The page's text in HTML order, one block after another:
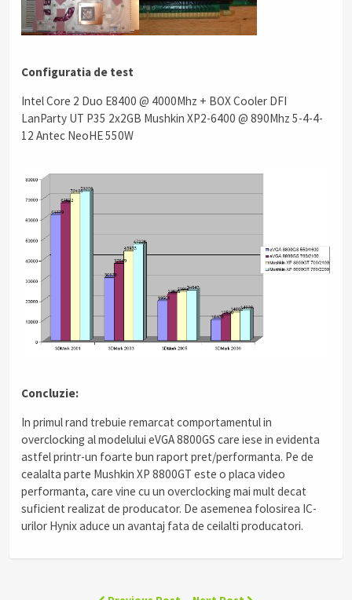
Configuratia de test
Intel Core 2 Duo E8400 @ 4000Mhz + BOX Cooler DFI
LanParty UT P35 2x2GB Mushkin XP2-6400 @ 890Mhz 5-4-4-
12 Antec NeoHE 550W
Concluzie:
In primul rand trebuie remarcat comportamentul in
overclocking al modelului eVGA 8800GS care iese in evidenta
astfel printr-un foarte bun raport pret/performanta. Pe de
cealalta parte Mushkin XP 8800GT este o placa video
performanta, care vine cu un overclocking mai mult decat
suficient realizat de producator. De asemenea folosirea IC-
urilor Hynix aduce un avantaj fata de ceilalti producatori.